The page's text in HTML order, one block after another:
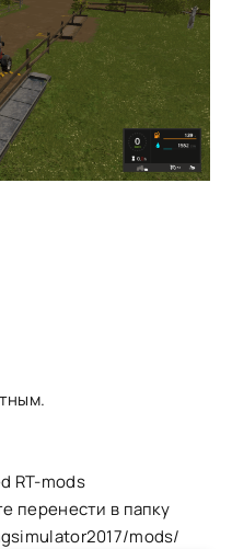
RT-mods
перенести в папку
mods/